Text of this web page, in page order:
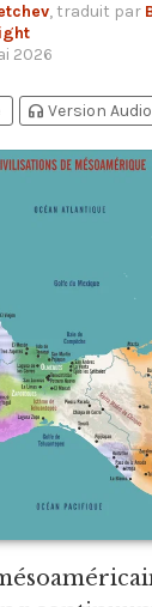
, traduit par
2026
headphones Version Audio